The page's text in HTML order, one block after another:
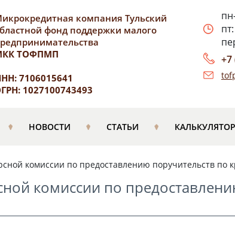
компания Тульский
фонд поддержки малого
ТОФПМП
7106015641
1027100743493
+7
НОВОСТИ СТАТЬИ КАЛЬКУЛЯТОР
комиссии по предоставлению поручительств по
комиссии по